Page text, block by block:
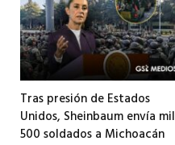
Tras presión de Estados
Unidos, Sheinbaum envía mil
500 soldados a Michoacán